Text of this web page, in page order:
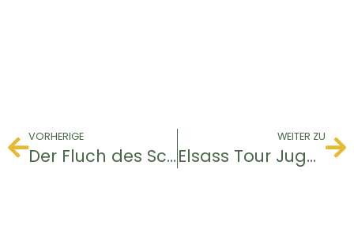
VORHERIGE
Der Fluch des Schattens
WEITER ZU
Elsass Tour Jugendliche